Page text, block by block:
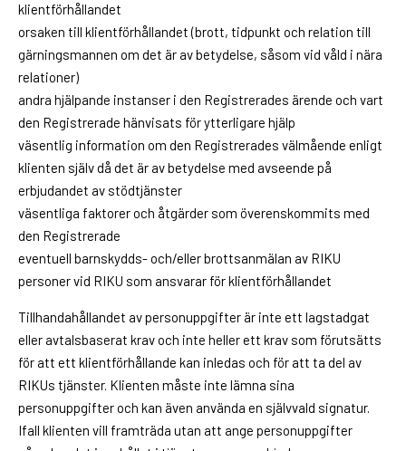
klientförhållandet
orsaken till klientförhållandet (brott, tidpunkt och relation till
gärningsmannen om det är av betydelse, såsom vid våld i nära
relationer)
andra hjälpande instanser i den Registrerades ärende och vart
den Registrerade hänvisats för ytterligare hjälp
väsentlig information om den Registrerades välmående enligt
klienten själv då det är av betydelse med avseende på
erbjudandet av stödtjänster
väsentliga faktorer och åtgärder som överenskommits med
den Registrerade
eventuell barnskydds- och/eller brottsanmälan av RIKU
personer vid RIKU som ansvarar för klientförhållandet
Tillhandahållandet av personuppgifter är inte ett lagstadgat
eller avtalsbaserat krav och inte heller ett krav som förutsätts
för att ett klientförhållande kan inledas och för att ta del av
RIKUs tjänster. Klienten måste inte lämna sina
personuppgifter och kan även använda en självvald signatur.
Ifall klienten vill framträda utan att ange personuppgifter